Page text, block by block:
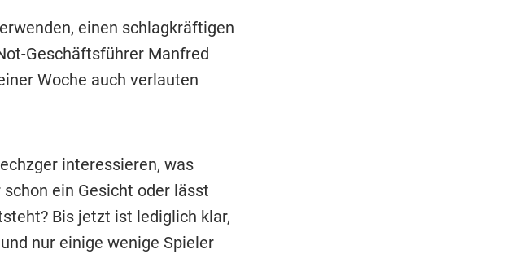
einen schlagkräftigen
Geschäftsführer Manfred
Woche auch verlauten
interessieren, was
ein Gesicht oder lässt
Bis jetzt ist lediglich klar,
nur einige wenige Spieler